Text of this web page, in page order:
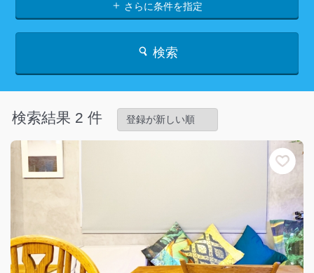
さらに条件を指定
検索
検索結果 2 件